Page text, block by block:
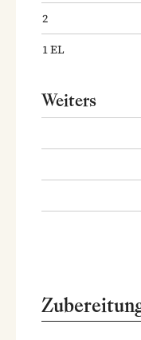
2
1EL
Weiters